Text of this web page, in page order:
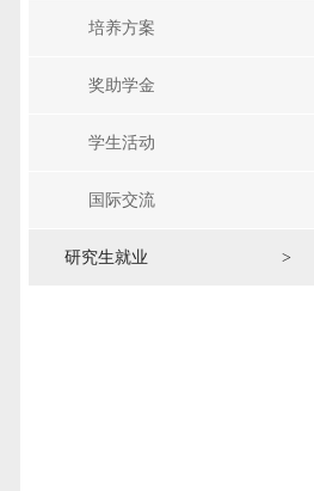
培养方案
奖助学金
学生活动
国际交流
研究生就业 >